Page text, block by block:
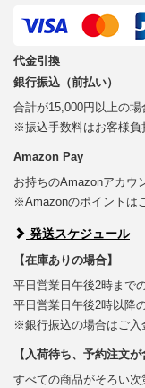
代金引換
銀行振込（前払い）
合計が15,000円以上の場
※振込手数料はお客様負
Amazon Pay
お持ちのAmazonアカウ
※Amazonのポイントは
発送スケジュール
【在庫ありの場合】
平日営業日午後2時まで
平日営業日午後2時以降
※銀行振込の場合はご入
【入荷待ち、予約注文が
すべての商品がそろい次